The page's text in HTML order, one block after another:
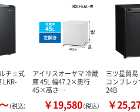
チェ式
LKR-
（税込）
アイリスオーヤマ 冷蔵
庫 45L 幅47.2×奥行
45×高さ…
￥19,580（税込）
三ツ星貿
コンプレッ
24B
￥